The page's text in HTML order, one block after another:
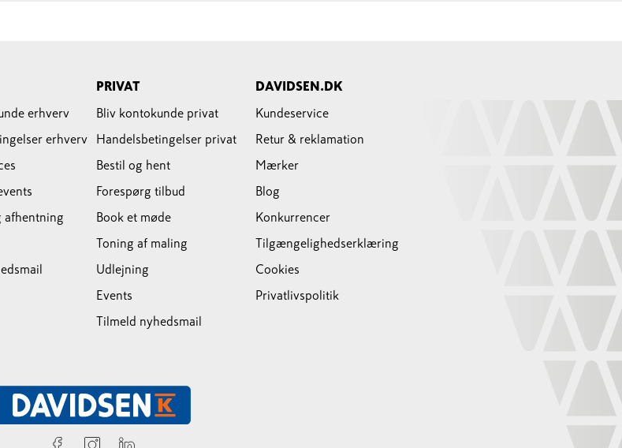
erhverv
erhverv
afhentning
PRIVAT
Bliv kontokunde privat
Handelsbetingelser privat
Bestil og hent
Forespørg tilbud
Book et møde
Toning af maling
Udlejning
Events
Tilmeld nyhedsmail
DAVIDSEN.DK
Kundeservice
Retur & reklamation
Mærker
Blog
Konkurrencer
Tilgængelighedserklæring
Cookies
Privatlivspolitik